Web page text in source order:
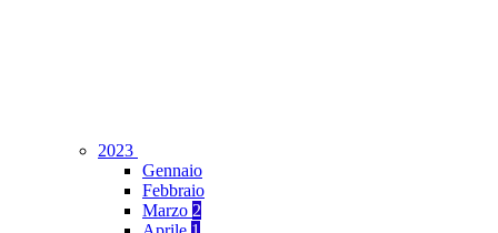
2023
Gennaio
Febbraio
Marzo 2